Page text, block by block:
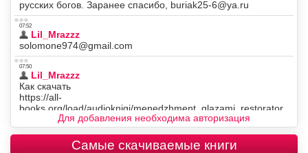
Для добавления необходима авторизация
Самые скачиваемые книги